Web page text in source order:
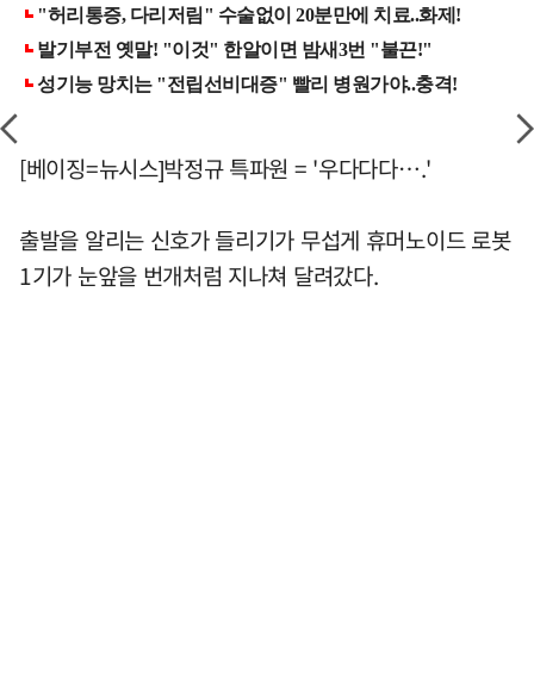
[베이징=뉴시스]박정규 특파원 = '우다다다….'
출발을 알리는 신호가 들리기가 무섭게 휴머노이드 로봇
1기가 눈앞을 번개처럼 지나쳐 달려갔다.